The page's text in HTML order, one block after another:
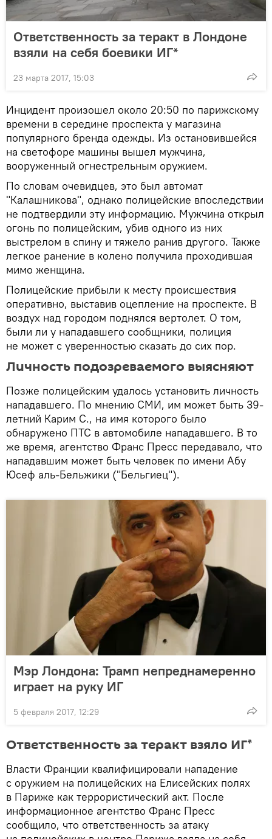
Ответственность за теракт в Лондоне
взяли на себя боевики ИГ*
23 марта 2017, 15:03
Инцидент произошел около 20:50 по парижскому
времени в середине проспекта у магазина
популярного бренда одежды. Из остановившейся
на светофоре машины вышел мужчина,
вооруженный огнестрельным оружием.
По словам очевидцев, это был автомат
"Калашникова", однако полицейские впоследствии
не подтвердили эту информацию. Мужчина открыл
огонь по полицейским, убив одного из них
выстрелом в спину и тяжело ранив другого. Также
легкое ранение в колено получила проходившая
мимо женщина.
Полицейские прибыли к месту происшествия
оперативно, выставив оцепление на проспекте. В
воздух над городом поднялся вертолет. О том,
были ли у нападавшего сообщники, полиция
не может с уверенностью сказать до сих пор.
Личность подозреваемого выясняют
Позже полицейским удалось установить личность
нападавшего. По мнению СМИ, им может быть 39-
летний Карим С., на имя которого было
обнаружено ПТС в автомобиле нападавшего. В то
же время, агентство Франс Пресс передавало, что
нападавшим может быть человек по имени Абу
Юсеф аль-Бельжики ("Бельгиец").
Мэр Лондона: Трамп непреднамеренно
играет на руку ИГ
5 февраля 2017, 12:29
Ответственность за теракт взяло ИГ*
Власти Франции квалифицировали нападение
с оружием на полицейских на Елисейских полях
в Париже как террористический акт. После
информационное агентство Франс Пресс
сообщило, что ответственность за атаку